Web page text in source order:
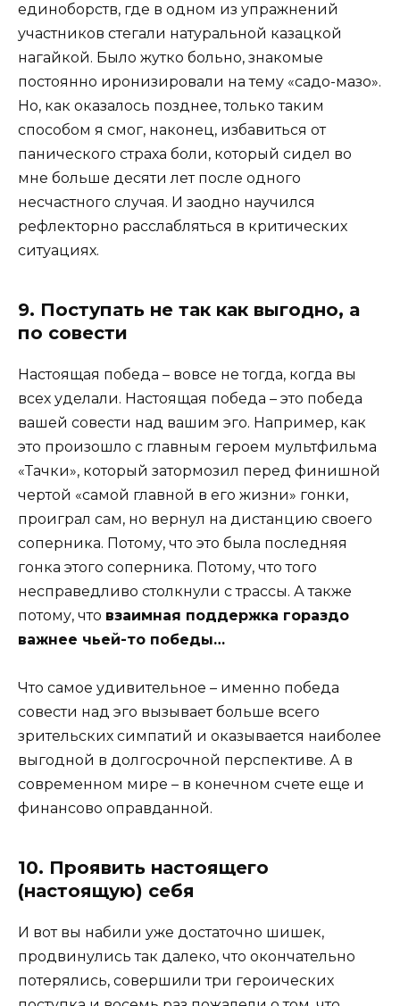
единоборств, где в одном из упражнений
участников стегали натуральной казацкой
нагайкой. Было жутко больно, знакомые
постоянно иронизировали на тему «садо-мазо».
Но, как оказалось позднее, только таким
способом я смог, наконец, избавиться от
панического страха боли, который сидел во
мне больше десяти лет после одного
несчастного случая. И заодно научился
рефлекторно расслабляться в критических
ситуациях.
9. Поступать не так как выгодно, а
по совести
Настоящая победа – вовсе не тогда, когда вы
всех уделали. Настоящая победа – это победа
вашей совести над вашим эго. Например, как
это произошло с главным героем мультфильма
«Тачки», который затормозил перед финишной
чертой «самой главной в его жизни» гонки,
проиграл сам, но вернул на дистанцию своего
соперника. Потому, что это была последняя
гонка этого соперника. Потому, что того
несправедливо столкнули с трассы. А также
потому, что взаимная поддержка гораздо
важнее чьей-то победы…
Что самое удивительное – именно победа
совести над эго вызывает больше всего
зрительских симпатий и оказывается наиболее
выгодной в долгосрочной перспективе. А в
современном мире – в конечном счете еще и
финансово оправданной.
10. Проявить настоящего
(настоящую) себя
И вот вы набили уже достаточно шишек,
продвинулись так далеко, что окончательно
потерялись, совершили три героических